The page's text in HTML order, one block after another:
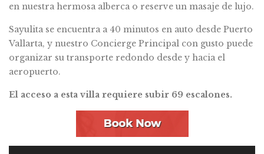
en nuestra hermosa alberca o reserve un masaje de lujo.
Sayulita se encuentra a 40 minutos en auto desde Puerto
Vallarta, y nuestro Concierge Principal con gusto puede
organizar su transporte redondo desde y hacia el
aeropuerto.
El acceso a esta villa requiere subir 69 escalones.